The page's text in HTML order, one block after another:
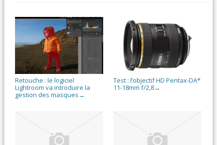
Retouche : le logiciel
Lightroom va introduire la
gestion des masques →
Test : l’objectif HD Pentax-DA*
11-18mm f/2,8→